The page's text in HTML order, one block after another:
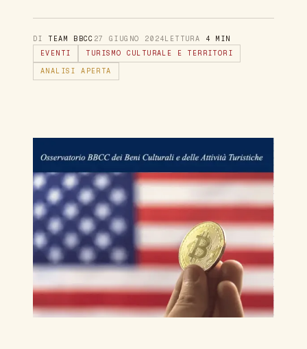
DI TEAM BBCC 27 GIUGNO 2024LETTURA
4 MIN
EVENTI
TURISMO CULTURALE E TERRITORI
ANALISI APERTA